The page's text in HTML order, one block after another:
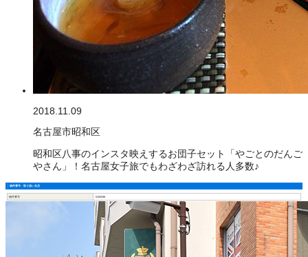
2018.11.09
名古屋市昭和区
昭和区八事のインスタ映えするお団子セット「やごとのだんご
やさん」！名古屋女子旅でもわざわざ訪れる人多数♪
物件番号・取り扱い支店
物件番号 6100298